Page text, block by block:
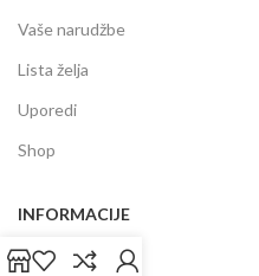
Vaše narudžbe
Lista želja
Uporedi
Shop
INFORMACIJE
Prodajni centar